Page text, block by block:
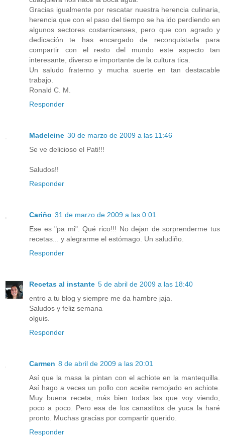
Gracias igualmente por rescatar nuestra herencia culinaria,
herencia que con el paso del tiempo se ha ido perdiendo en
algunos sectores costarricenses, pero que con agrado y
dedicación te has encargado de reconquistarla para
compartir con el resto del mundo este aspecto tan
interesante, diverso e importante de la cultura tica.
Un saludo fraterno y mucha suerte en tan destacable
trabajo.
Ronald C. M.
Responder
Madeleine 30 de marzo de 2009 a las 11:46
Se ve delicioso el Pati!!!
Saludos!!
Responder
Cariño 31 de marzo de 2009 a las 0:01
Ese es "pa mi". Qué rico!!! No dejan de sorprenderme tus
recetas... y alegrarme el estómago. Un saludiño.
Responder
Recetas al instante 5 de abril de 2009 a las 18:40
entro a tu blog y siempre me da hambre jaja.
Saludos y feliz semana
olguis.
Responder
Carmen 8 de abril de 2009 a las 20:01
Así que la masa la pintan con el achiote en la mantequilla.
Así hago a veces un pollo con aceite remojado en achiote.
Muy buena receta, más bien todas las que voy viendo,
poco a poco. Pero esa de los canastitos de yuca la haré
pronto. Muchas gracias por compartir querido.
Responder